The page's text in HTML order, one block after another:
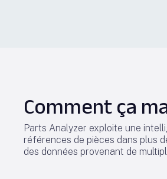
Comment ça
Parts Analyzer exploite une
références de pièces dans plus
des données provenant de